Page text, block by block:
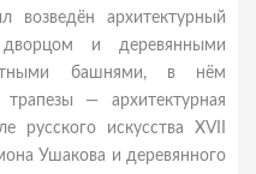
возведён архитектурный
и деревянными
башнями, в нём
— архитектурная
русского искусства XVII
Ушакова и деревянного